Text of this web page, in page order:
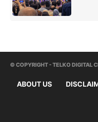
© COPYRIGHT - TELKO DIGITAL
ABOUT US